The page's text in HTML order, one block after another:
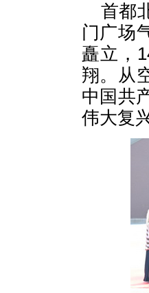
首都
门广场
矗立，
翔。从
中国共
伟大复